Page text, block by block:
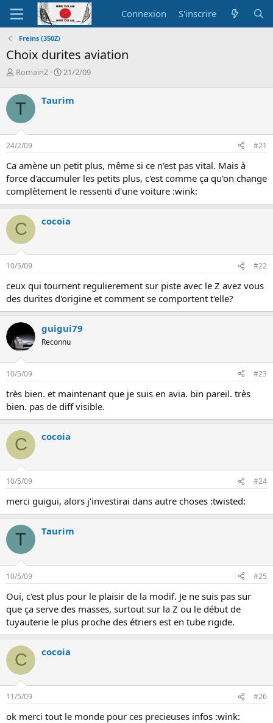
Connexion S'inscrire
Freins (350Z)
Choix durites aviation
A
t
e
u
r
d
e
a
d
i
s
c
u
s
s
i
o
RomainZ
D
e
d
u
t
21/2/09
T Taurim
24/2/09 #21
Ca amène un petit plus, même si ce n'est pas vital. Mais à
force d'accumuler les petits plus, c'est comme ça qu'on change
complètement le ressenti d'une voiture :wink:
C cocoia
10/5/09 #22
ceux qui tournent regulierement sur piste avec le Z avez vous
des durites d'origine et comment se comportent t'elle?
guigui79
Reconnu
10/5/09 #23
très bien. et maintenant que je suis en avia. bin pareil. très
bien. pas de diff visible.
C cocoia
10/5/09 #24
merci guigui, alors j'investirai dans autre choses :twisted:
T Taurim
10/5/09 #25
Oui, c'est plus pour le plaisir de la modif. Je ne suis pas sur
que ça serve des masses, surtout sur la Z ou le début de
tuyauterie le plus proche des étriers est en tube rigide.
C cocoia
11/5/09 #26
ok merci tout le monde pour ces precieuses infos :wink: